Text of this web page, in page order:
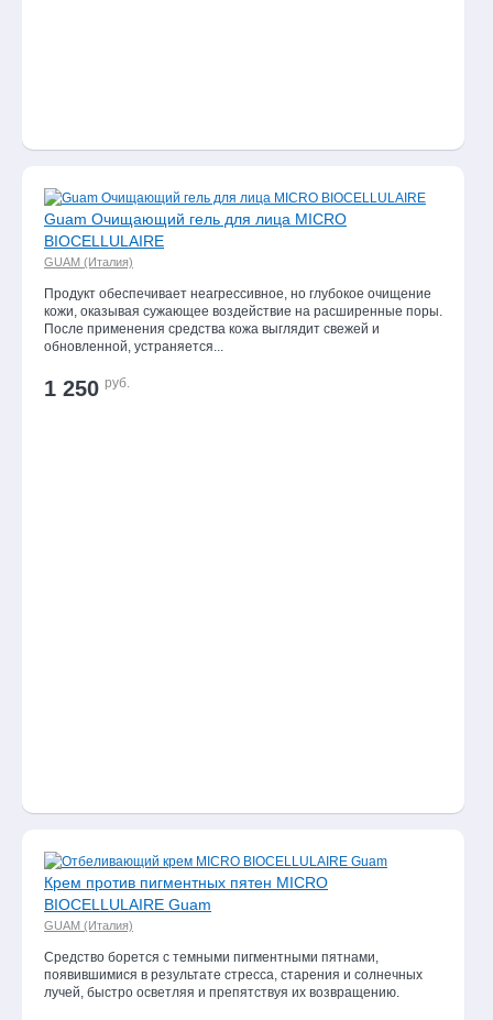
Guam Очищающий гель для лица MICRO
BIOCELLULAIRE
GUAM (Италия)
Продукт обеспечивает неагрессивное, но глубокое очищение
кожи, оказывая сужающее воздействие на расширенные поры.
После применения средства кожа выглядит свежей и
обновленной, устраняется...
1 250 руб.
Крем против пигментных пятен MICRO
BIOCELLULAIRE Guam
GUAM (Италия)
Средство борется с темными пигментными пятнами,
появившимися в результате стресса, старения и солнечных
лучей, быстро осветляя и препятствуя их возвращению.